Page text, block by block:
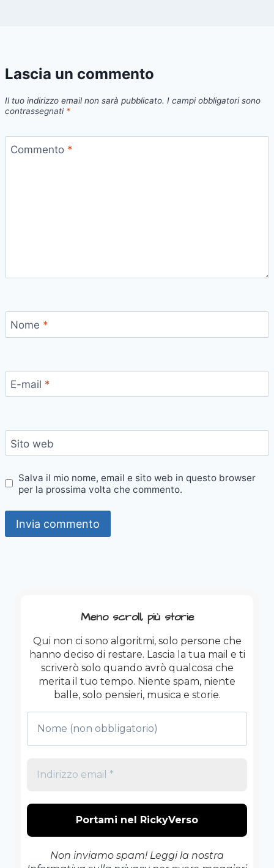
Lascia un commento
Il tuo indirizzo email non sarà pubblicato. I campi obbligatori sono
contrassegnati *
Commento *
Nome *
E-mail *
Sito web
Salva il mio nome, email e sito web in questo browser
per la prossima volta che commento.
Meno scroll, più storie
Qui non ci sono algoritmi, solo persone che
hanno deciso di restare. Lascia la tua mail e ti
scriverò solo quando avrò qualcosa che
merita il tuo tempo. Niente spam, niente
balle, solo pensieri, musica e storie.
Non inviamo spam! Leggi la nostra